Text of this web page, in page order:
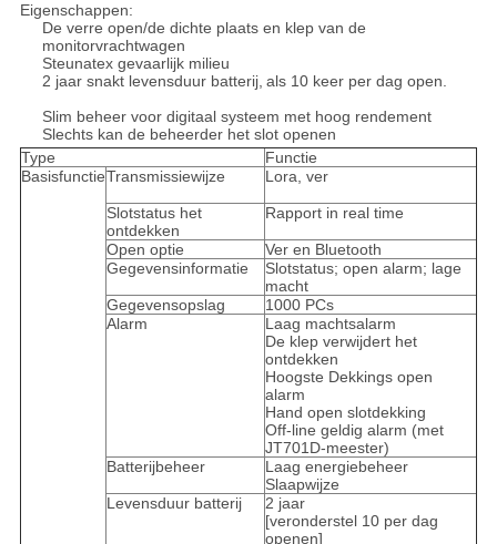
Eigenschappen:
De verre open/de dichte plaats en klep van de
monitorvrachtwagen
Steunatex gevaarlijk milieu
2 jaar snaktlevensduur batterij, als 10 keer per dag open.
Slim beheer voor digitaal systeem met hoog rendement
Slechts kan de beheerder het slot openen
Type
Functie
BasisfunctieTransmissiewijze Lora, ver
Slotstatus het
ontdekken
Rapport in real time
Open optie
Ver en Bluetooth
Gegevensinformatie
Slotstatus; open alarm; lage
macht
Gegevensopslag
1000 PCs
Alarm
Laag machtsalarm
De klep verwijdert het
ontdekken
Hoogste Dekkings open
alarm
Hand open slotdekking
Off-line geldig alarm (met
JT701D-meester)
Batterijbeheer
Laag energiebeheer
Slaapwijze
Levensduur batterij
2 jaar
[veronderstel 10 per dag
openen]